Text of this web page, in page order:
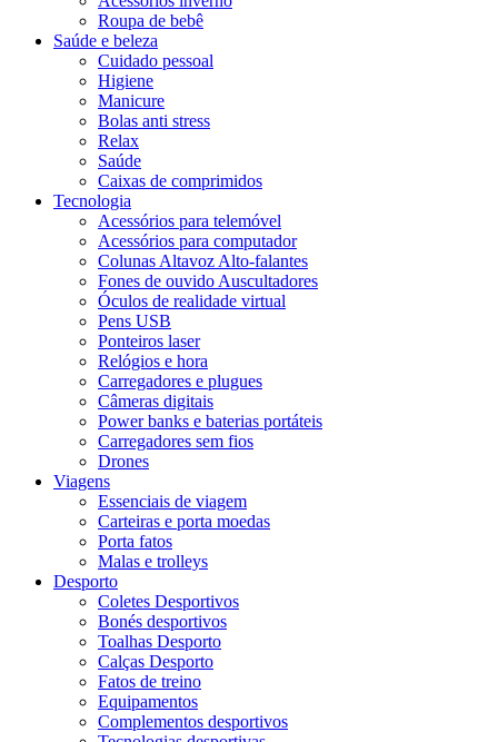
Roupa de bebê
Saúde e beleza
Cuidado pessoal
Higiene
Manicure
Bolas anti stress
Relax
Saúde
Caixas de comprimidos
Tecnologia
Acessórios para telemóvel
Acessórios para computador
Colunas Altavoz Alto-falantes
Fones de ouvido Auscultadores
Óculos de realidade virtual
Pens USB
Ponteiros laser
Relógios e hora
Carregadores e plugues
Câmeras digitais
Power banks e baterias portáteis
Carregadores sem fios
Drones
Viagens
Essenciais de viagem
Carteiras e porta moedas
Porta fatos
Malas e trolleys
Desporto
Coletes Desportivos
Bonés desportivos
Toalhas Desporto
Calças Desporto
Fatos de treino
Equipamentos
Complementos desportivos